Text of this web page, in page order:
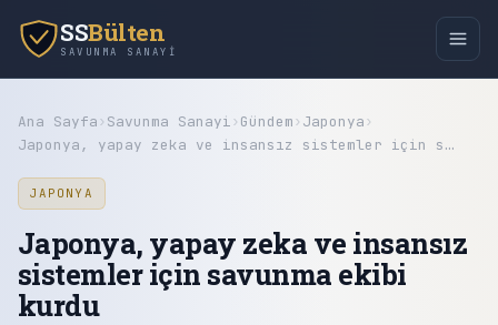
SSBülten
SAVUNMA SANAYI
Ana Sayfa› Savunma Sanayi› Gündem› Japonya›
Japonya, yapay zeka ve insansız sistemler için s…
JAPONYA
Japonya, yapay zeka ve insansız
sistemler için savunma ekibi
kurdu